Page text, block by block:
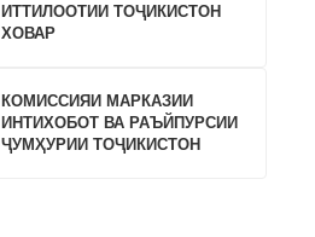
ИТТИЛООТИИ ТОҶИКИСТОН
ХОВАР
КОМИССИЯИ МАРКАЗИИ
ИНТИХОБОТ ВА РАЪЙПУРСИИ
ҶУМҲУРИИ ТОҶИКИСТОН